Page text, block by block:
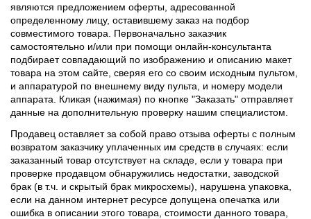
являются предложением оферты, адресованной
определенному лицу, оставившему заказ на подбор
совместимого товара. Первоначально заказчик
самостоятельно и/или при помощи онлайн-консультанта
подбирает совпадающий по изображению и описанию макет
товара на этом сайте, сверяя его со своим исходным пультом,
и аппаратурой по внешнему виду пульта, и номеру модели
аппарата. Кликая (нажимая) по кнопке "Заказать" отправляет
данные на дополнительную проверку нашим специалистом.
Продавец оставляет за собой право отзыва оферты с полным
возвратом заказчику уплаченных им средств в случаях: если
заказанный товар отсутствует на складе, если у товара при
проверке продавцом обнаружились недостатки, заводской
брак (в т.ч. и скрытый брак микросхемы), нарушена упаковка,
если на данном интернет ресурсе допущена опечатка или
ошибка в описании этого товара, стоимости данного товара,